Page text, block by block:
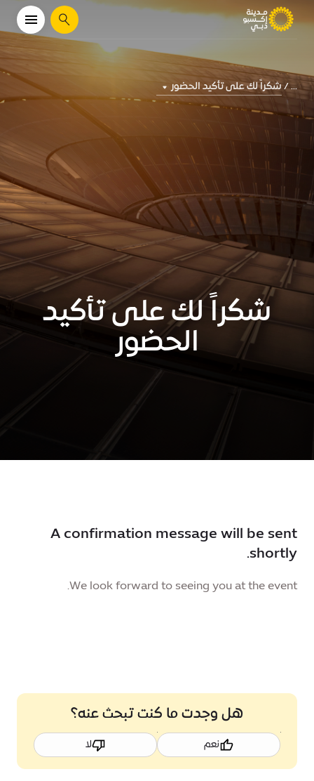
يبحث
... شكراً لك على تأكيد الحضور
شكراً لك على تأكيد
الحضور
A confirmation message will be sent
shortly.
We look forward to seeing you at the event.
هل وجدت ما كنت تبحث عنه؟
نعم لا